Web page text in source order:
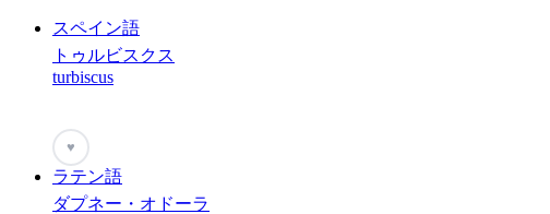
スペイン語
トゥルビスクス
turbiscus
♥
ラテン語
ダプネー・オドーラ